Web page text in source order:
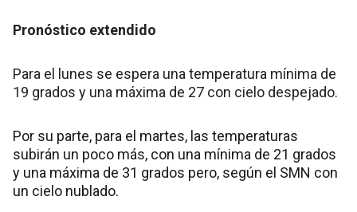
Pronóstico extendido
Para el lunes se espera una temperatura mínima de
19 grados y una máxima de 27 con cielo despejado.
Por su parte, para el martes, las temperaturas
subirán un poco más, con una mínima de 21 grados
y una máxima de 31 grados pero, según el SMN con
un cielo nublado.